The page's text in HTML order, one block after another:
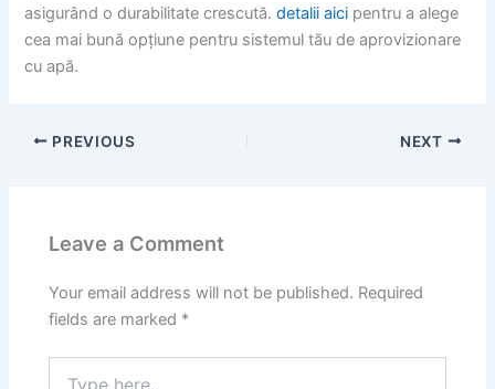
asigurând o durabilitate crescută.detalii aici pentru a alege
cea mai bună opțiune pentru sistemul tău de aprovizionare
cu apă.
PREVIOUS NEXT
Leave a Comment
Your email address will not be published. Required
fields are marked *